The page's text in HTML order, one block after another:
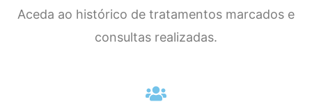
Aceda ao histórico de tratamentos marcados e
consultas realizadas.